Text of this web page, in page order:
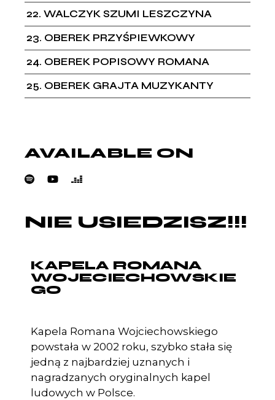
22 WALCZYK SZUMI LESZCZYNA
23 OBEREK PRZYŚPIEWKOWY
24 OBEREK POPISOWY ROMANA
25 OBEREK GRAJTA MUZYKANTY
AVAILABLE ON
NIE USIEDZISZ!!!
KAPELA ROMANA
WOJECIECHOWSKIE
GO
Kapela Romana Wojciechowskiego
powstała w 2002 roku, szybko stała się
jedną z najbardziej uznanych i
nagradzanych oryginalnych kapel
ludowych w Polsce.